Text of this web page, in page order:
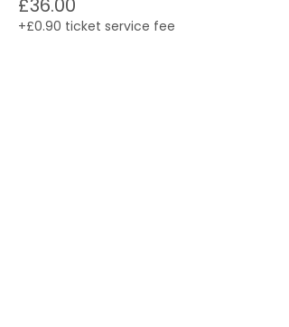
£36.00
+£0.90 ticket service fee